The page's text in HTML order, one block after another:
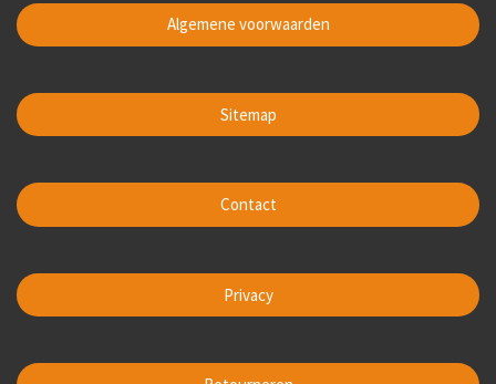
Algemene voorwaarden
Sitemap
Contact
Privacy